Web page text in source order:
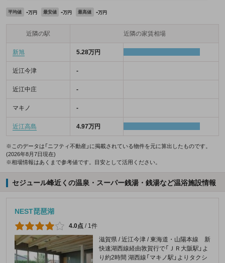
平均値 -万円 最安値 -万円 最高値 -万円
近隣の駅 近隣の家賃相場
新旭 5.28万円
近江今津 -
近江中庄 -
マキノ -
近江高島 4.97万円
※このデータは「ニフティ不動産」に掲載されている物件を元に算出したものです。
(2026年8月7日現在)
※相場情報はあくまで参考値です。目安として活用ください。
セジュール峰近くの温泉・スーパー銭湯・銭湯など温浴施設情報
NEST琵琶湖
4.0点 / 1件
滋賀県 / 近江今津 / 東海道・山陽本線 新
快速湖西線経由敦賀行で「ＪＲ大阪駅」よ
り約2時間 湖西線「マキノ駅」よりタクシ